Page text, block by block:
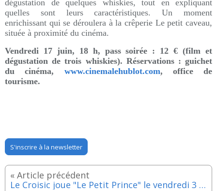
dégustation de quelques whiskies, tout en expliquant
quelles sont leurs caractéristiques. Un moment
enrichissant qui se déroulera à la crêperie Le petit caveau,
située à proximité du cinéma.
Vendredi 17 juin, 18 h, pass soirée : 12 € (film et
dégustation de trois whiskies). ​Réservations : guichet
du cinéma, www.cinemalehublot.com, office de
tourisme.
S'inscrire à la newsletter
Le Croisic joue "Le Petit Prince" le vendredi 3 juin 2022